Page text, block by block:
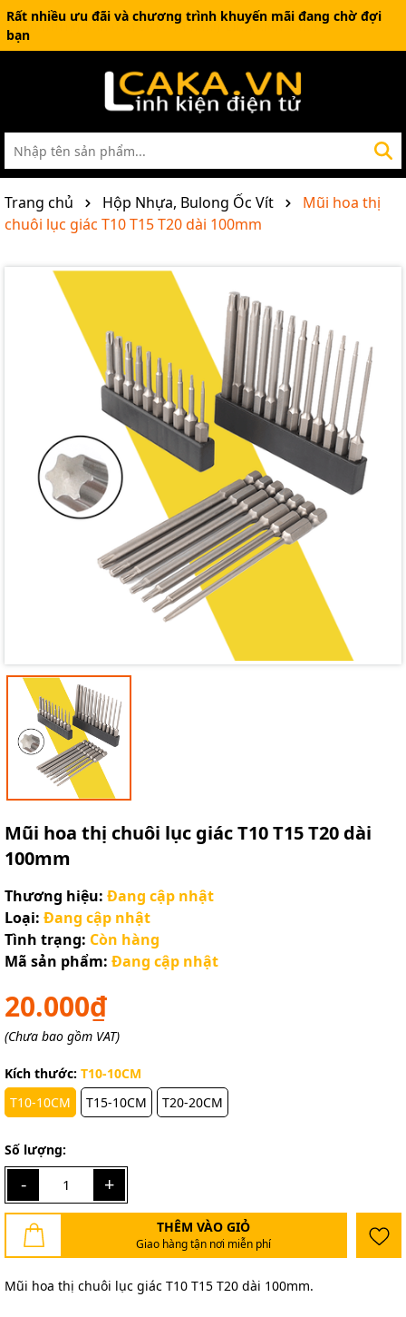
Rất nhiều ưu đãi và chương trình khuyến mãi đang chờ đợi
bạn
Trang chủ Hộp Nhựa, Bulong Ốc Vít
Mũi hoa thị
chuôi lục giác T10 T15 T20 dài 100mm
Mũi hoa thị chuôi lục giác T10 T15 T20 dài
100mm
Thương hiệu: Đang cập nhật
Loại: Đang cập nhật
Tình trạng: Còn hàng
Mã sản phẩm: Đang cập nhật
20.000₫
(Chưa bao gồm VAT)
Kích thước: T10-10CM
T10-10CM
T15-10CM T20-20CM
Số lượng:
- +
THÊM VÀO GIỎ
Giao hàng tận nơi miễn phí
Mũi hoa thị chuôi lục giác T10 T15 T20 dài 100mm.
Điều kiện: